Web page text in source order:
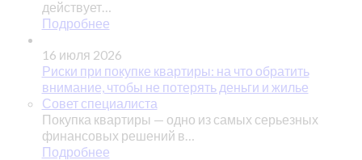
действует…
Подробнее
16 июля 2026
Риски при покупке квартиры: на что обратить
внимание, чтобы не потерять деньги и жилье
Совет специалиста
Покупка квартиры — одно из самых серьезных
финансовых решений в…
Подробнее